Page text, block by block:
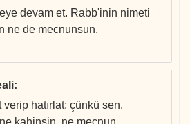
devam et. Rabb'inin nimeti
ne de mecnunsun.
:
hatırlat; çünkü sen,